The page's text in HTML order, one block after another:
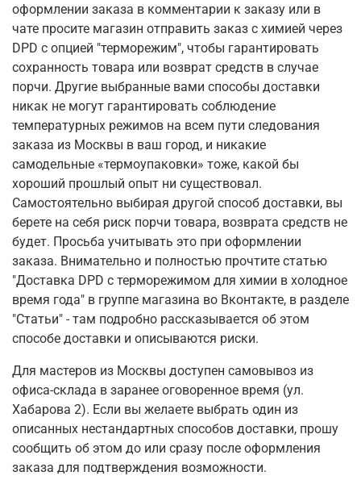
оформлении заказа в комментарии к заказу или в
чате просите магазин отправить заказ с химией через
DPD с опцией "терморежим", чтобы гарантировать
сохранность товара или возврат средств в случае
порчи. Другие выбранные вами способы доставки
никак не могут гарантировать соблюдение
температурных режимов на всем пути следования
заказа из Москвы в ваш город, и никакие
самодельные «термоупаковки» тоже, какой бы
хороший прошлый опыт ни существовал.
Самостоятельно выбирая другой способ доставки, вы
берете на себя риск порчи товара, возврата средств не
будет. Просьба учитывать это при оформлении
заказа. Внимательно и полностью прочтите статью
"Доставка DPD с терморежимом для химии в холодное
время года" в группе магазина во Вконтакте, в разделе
"Статьи" - там подробно рассказывается об этом
способе доставки и описываются риски.
Для мастеров из Москвы доступен самовывоз из
офиса-склада в заранее оговоренное время (ул.
Хабарова 2). Если вы желаете выбрать один из
описанных нестандартных способов доставки, прошу
сообщить об этом до или сразу после оформления
заказа для подтверждения возможности.